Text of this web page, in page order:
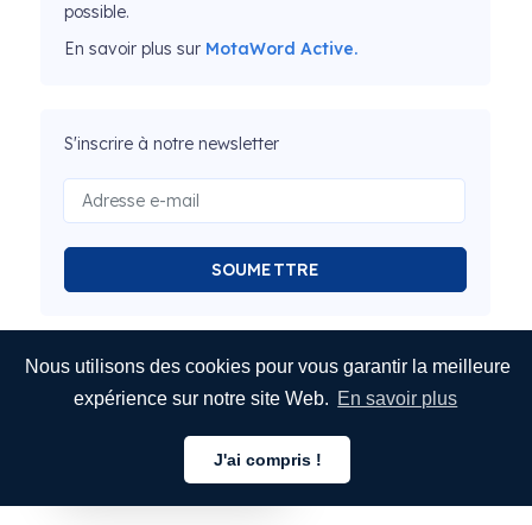
Nous utilisons des cookies pour vous garantir la meilleure
expérience sur notre site Web. En savoir plus
J'ai compris !
possible.
En savoir plus sur MotaWord Active.
S'inscrire à notre newsletter
SOUMETTRE
Français